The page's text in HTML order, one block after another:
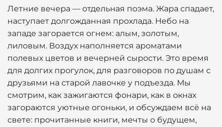
Летние вечера — отдельная поэма. Жара спадает,
наступает долгожданная прохлада. Небо на
западе загорается огнем: алым, золотым,
лиловым. Воздух наполняется ароматами
полевых цветов и вечерней сырости. Это время
для долгих прогулок, для разговоров по душам с
друзьями на старой лавочке у подъезда. Мы
смотрим, как зажигаются фонари, как в окнах
загораются уютные огоньки, и обсуждаем всё на
свете: прочитанные книги, мечты о будущем,